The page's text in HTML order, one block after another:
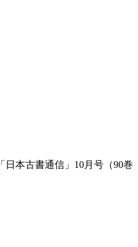
「日本古書通信」10月号（90巻